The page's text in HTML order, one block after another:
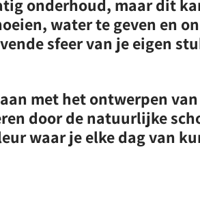
onderhoud, maar dit
water te geven en
sfeer van je eigen
met het ontwerpen
door de natuurlijke
waar je elke dag van